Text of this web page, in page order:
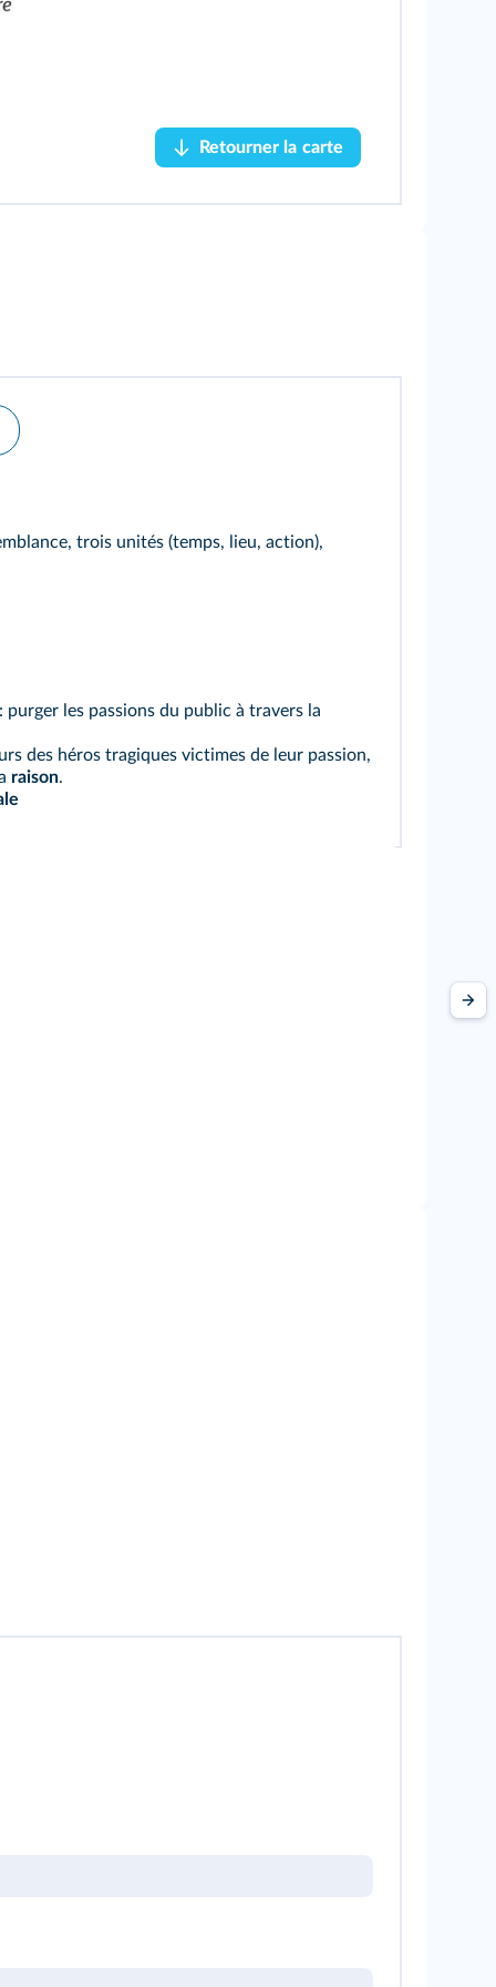
Retourner la carte
Retourner la carte
trois unités (temps, lieu, action),
purger les passions du public à travers la
des héros tragiques victimes de leur passion,
raison.